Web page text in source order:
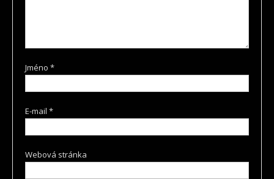
Jméno *
E-mail *
Webová stránka